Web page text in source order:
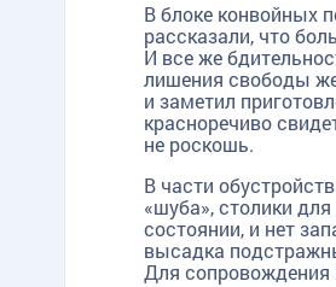
В блоке конвойных
рассказали, что
И все же
лишения свободы
и заметил
красноречиво
не роскошь.
В части
«шуба», столики
состоянии, и нет
высадка
Для сопровождения